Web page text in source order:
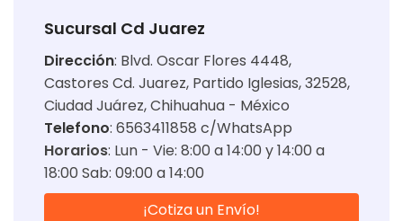
Sucursal Cd Juarez
Dirección: Blvd. Oscar Flores 4448,
Castores Cd. Juarez, Partido Iglesias, 32528,
Ciudad Juárez, Chihuahua - México
Telefono: 6563411858 c/WhatsApp
Horarios: Lun - Vie: 8:00 a 14:00 y 14:00 a
18:00 Sab: 09:00 a 14:00
¡Cotiza un Envío!